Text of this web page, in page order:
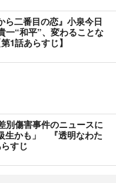
ら二番目の恋』小泉今日
一“和平”、変わることな
1話あらすじ】
別傷害事件のニュースに
生かも」 『透明なわた
すじ